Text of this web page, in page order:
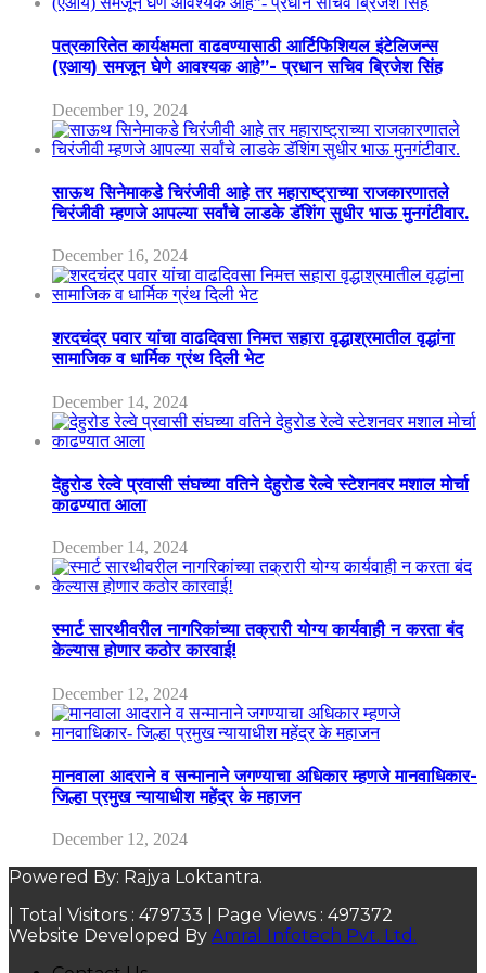
पत्रकारितेत कार्यक्षमता वाढवण्यासाठी आर्टिफिशियल इंटेलिजन्स
(एआय) समजून घेणे आवश्यक आहे”- प्रधान सचिव ब्रिजेश सिंह
December 19, 2024
साऊथ सिनेमाकडे चिरंजीवी आहे तर महाराष्ट्राच्या राजकारणातले
चिरंजीवी म्हणजे आपल्या सर्वांचे लाडके डॅशिंग सुधीर भाऊ मुनगंटीवार.
December 16, 2024
शरदचंद्र पवार यांचा वाढदिवसा निमत्त सहारा वृद्धाश्रमातील वृद्धांना
सामाजिक व धार्मिक ग्रंथ दिली भेट
December 14, 2024
देहुरोड रेल्वे प्रवासी संघच्या वतिने देहुरोड रेल्वे स्टेशनवर मशाल मोर्चा
काढण्यात आला
December 14, 2024
स्मार्ट सारथीवरील नागरिकांच्या तक्रारी योग्य कार्यवाही न करता बंद
केल्यास होणार कठोर कारवाई!
December 12, 2024
मानवाला आदराने व सन्मानाने जगण्याचा अधिकार म्हणजे मानवाधिकार-
जिल्हा प्रमुख न्यायाधीश महेंद्र के महाजन
December 12, 2024
Powered By: Rajya Loktantra.
| Total Visitors : 479733 | Page Views : 497372
Website Developed By Amral Infotech Pvt. Ltd.